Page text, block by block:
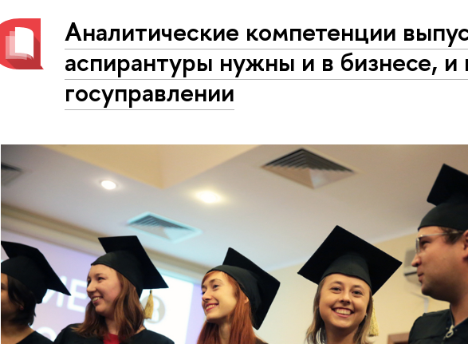
Аналитические компетенции
аспирантуры нужны и в бизнесе, и
госуправлении